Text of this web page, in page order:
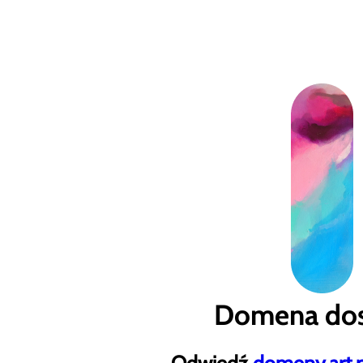
Domena